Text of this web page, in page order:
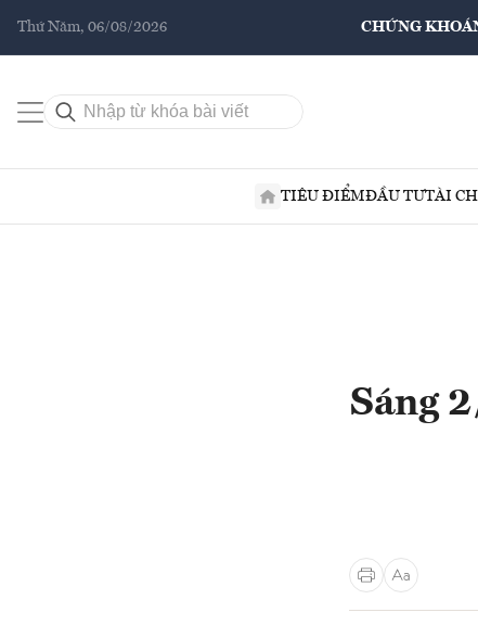
Thứ Năm, 06/08/2026 CHỨNG
TIÊU ĐIỂMĐẦU TƯTÀI
Sáng